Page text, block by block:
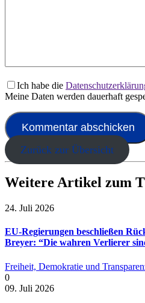
Ich habe die
Meine Daten werden dauerhaft
Zurück zur Übersicht
Weitere Artikel zum
24. Juli 2026
EU-Regierungen beschließen
Breyer: “Die wahren Verlierer
Freiheit, Demokratie und
0
09. Juli 2026